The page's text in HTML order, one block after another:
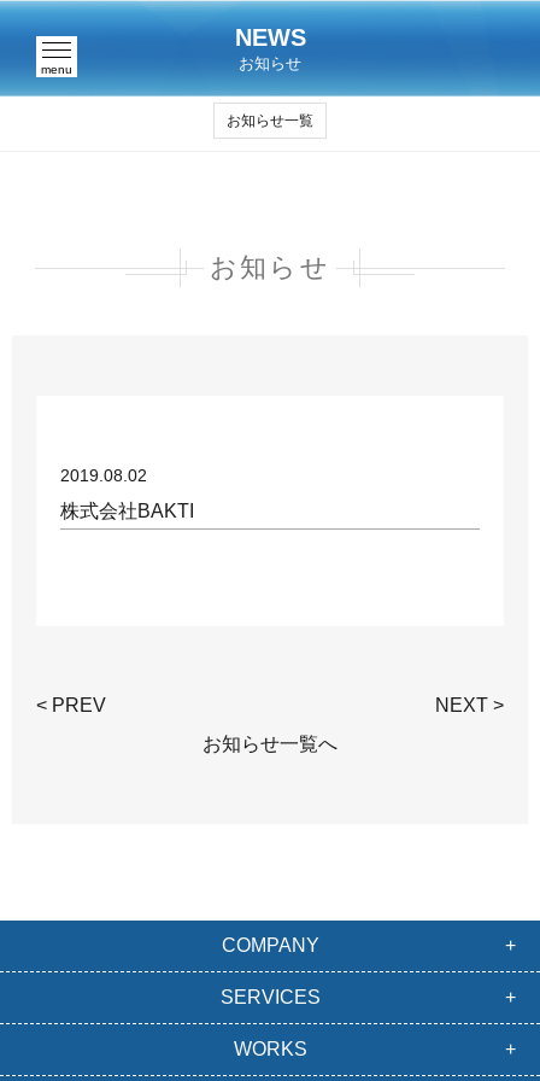
menu
NEWS
お知らせ
お知らせ一覧
お知らせ
2019.08.02
株式会社BAKTI
< PREV
NEXT >
お知らせ一覧へ
COMPANY
SERVICES
WORKS